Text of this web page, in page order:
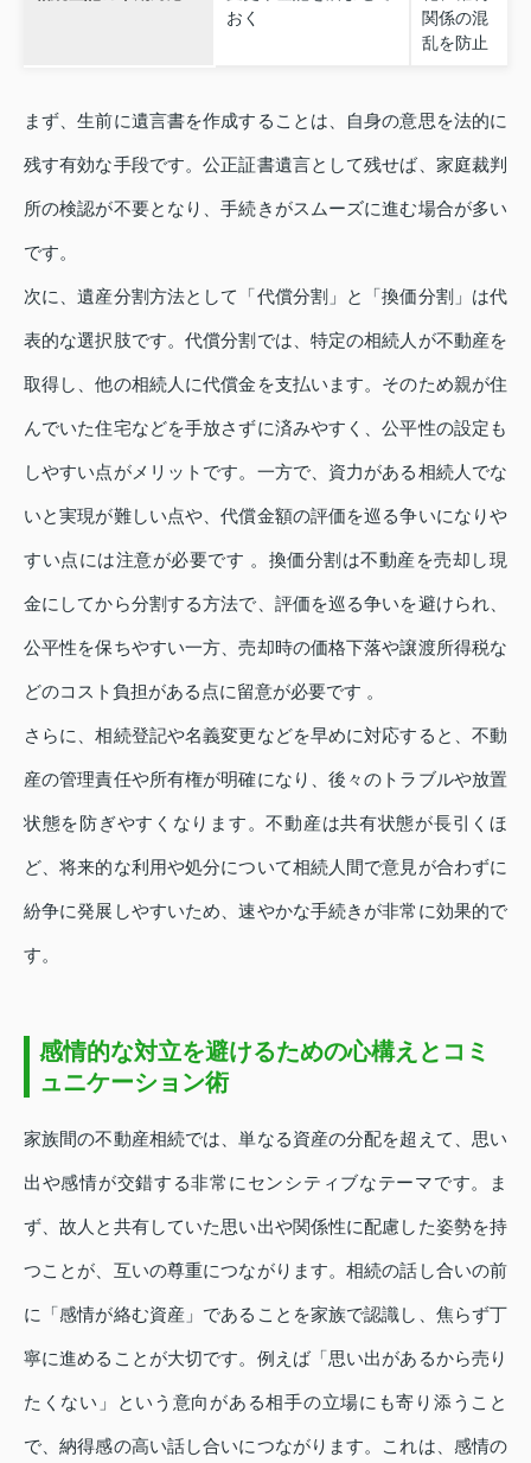
おく
関係の混
乱を防止
まず、生前に遺言書を作成することは、自身の意思を法的に
残す有効な手段です。公正証書遺言として残せば、家庭裁判
所の検認が不要となり、手続きがスムーズに進む場合が多い
です。
次に、遺産分割方法として「代償分割」と「換価分割」は代
表的な選択肢です。代償分割では、特定の相続人が不動産を
取得し、他の相続人に代償金を支払います。そのため親が住
んでいた住宅などを手放さずに済みやすく、公平性の設定も
しやすい点がメリットです。一方で、資力がある相続人でな
いと実現が難しい点や、代償金額の評価を巡る争いになりや
すい点には注意が必要です 。換価分割は不動産を売却し現
金にしてから分割する方法で、評価を巡る争いを避けられ、
公平性を保ちやすい一方、売却時の価格下落や譲渡所得税な
どのコスト負担がある点に留意が必要です 。
さらに、相続登記や名義変更などを早めに対応すると、不動
産の管理責任や所有権が明確になり、後々のトラブルや放置
状態を防ぎやすくなります。不動産は共有状態が長引くほ
ど、将来的な利用や処分について相続人間で意見が合わずに
紛争に発展しやすいため、速やかな手続きが非常に効果的で
す。
感情的な対立を避けるための心構えとコミ
ュニケーション術
家族間の不動産相続では、単なる資産の分配を超えて、思い
出や感情が交錯する非常にセンシティブなテーマです。ま
ず、故人と共有していた思い出や関係性に配慮した姿勢を持
つことが、互いの尊重につながります。相続の話し合いの前
に「感情が絡む資産」であることを家族で認識し、焦らず丁
寧に進めることが大切です。例えば「思い出があるから売り
たくない」という意向がある相手の立場にも寄り添うこと
で、納得感の高い話し合いにつながります。これは、感情の